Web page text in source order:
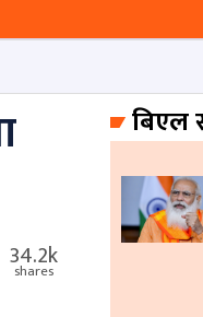
34.2k
shares
बिएल